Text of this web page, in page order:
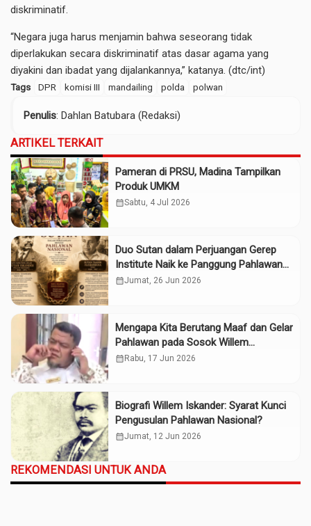
diskriminatif.
“Negara juga harus menjamin bahwa seseorang tidak
diperlakukan secara diskriminatif atas dasar agama yang
diyakini dan ibadat yang dijalankannya,” katanya. (dtc/int)
Tags DPR komisi III mandailing polda polwan
Penulis: Dahlan Batubara (Redaksi)
ARTIKEL TERKAIT
Pameran di PRSU, Madina Tampilkan
Produk UMKM
calendar_monthSabtu, 4 Jul 2026
Duo Sutan dalam Perjuangan Gerep
Institute Naik ke Panggung Pahlawan
Nasional
calendar_monthJumat, 26 Jun 2026
Mengapa Kita Berutang Maaf dan Gelar
Pahlawan pada Sosok Willem
Iskander?
calendar_month Rabu, 17 Jun 2026
Biografi Willem Iskander: Syarat Kunci
Pengusulan Pahlawan Nasional?
calendar_monthJumat, 12 Jun 2026
REKOMENDASI UNTUK ANDA